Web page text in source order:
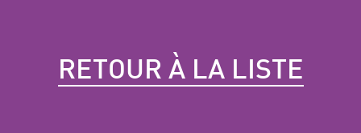
RETOUR À LA LISTE